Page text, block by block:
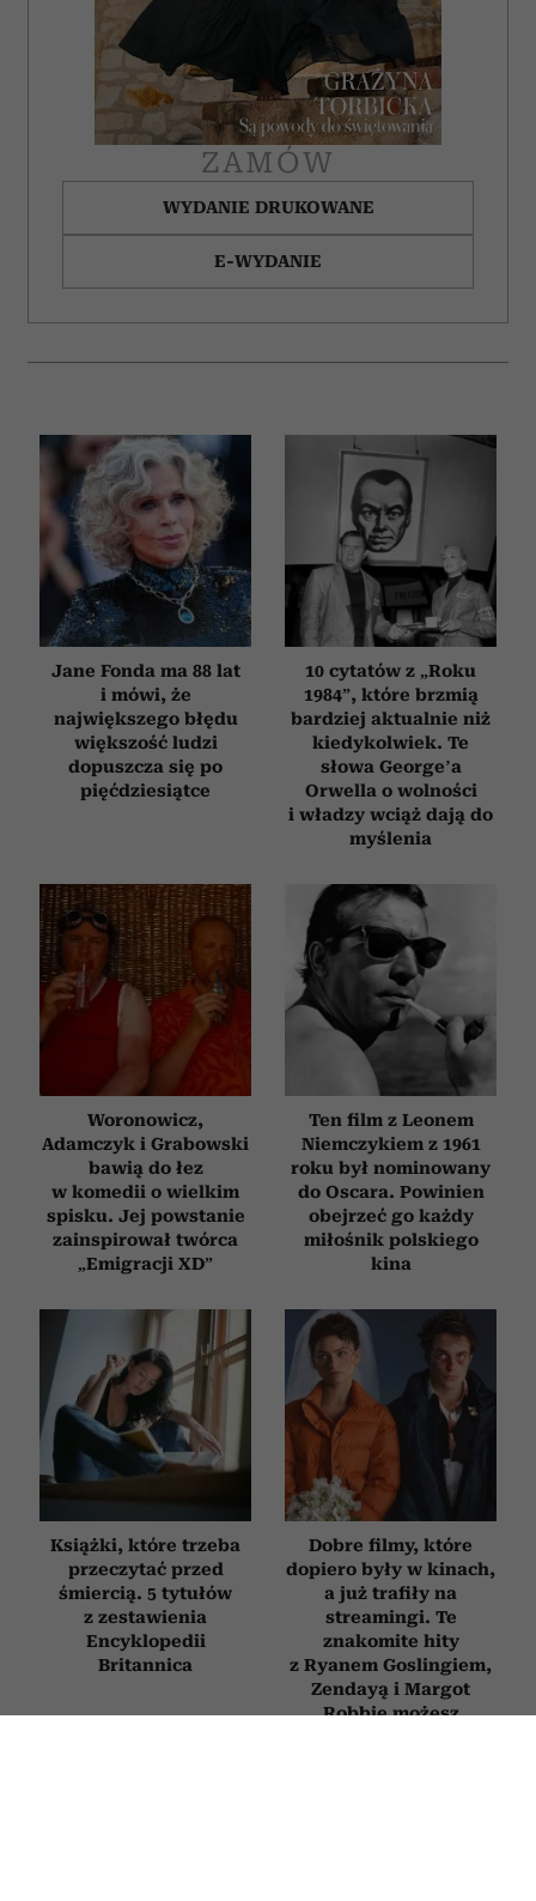
ZAMÓW
WYDANIE DRUKOWANE
E-WYDANIE
Jane Fonda ma 88 lat
i mówi, że
największego błędu
większość ludzi
dopuszcza się po
pięćdziesiątce
10 cytatów z „Roku
1984”, które brzmią
bardziej aktualnie niż
kiedykolwiek. Te
słowa George’a
Orwella o wolności
i władzy wciąż dają do
myślenia
Woronowicz,
Adamczyk i Grabowski
bawią do łez
w komedii o wielkim
spisku. Jej powstanie
zainspirował twórca
„Emigracji XD”
Ten film z Leonem
Niemczykiem z 1961
roku był nominowany
do Oscara. Powinien
obejrzeć go każdy
miłośnik polskiego
kina
Książki, które trzeba
przeczytać przed
śmiercią. 5 tytułów
z zestawienia
Encyklopedii
Britannica
Dobre filmy, które
dopiero były w kinach,
a już trafiły na
streamingi. Te
znakomite hity
z Ryanem Goslingiem,
Zendayą i Margot
Robbie możesz